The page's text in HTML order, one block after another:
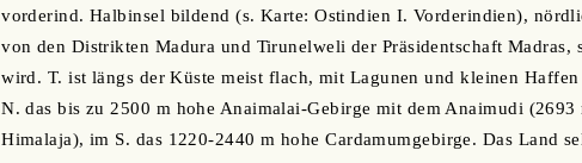
vorderind. Halbinsel bildend (s. Karte: Ostindien I. Vorderindien),
von den Distrikten Madura und Tirunelweli der Präsidentschaft
wird. T. ist längs der Küste meist flach, mit Lagunen und kleinen
N. das bis zu 2500 m hohe Anaimalai-Gebirge mit dem Anaimudi
Himalaja), im S. das 1220-2440 m hohe Cardamumgebirge. Das Land